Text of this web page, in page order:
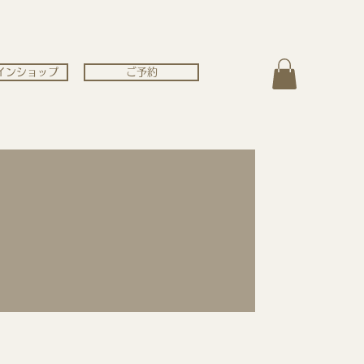
ンショップ ご予約